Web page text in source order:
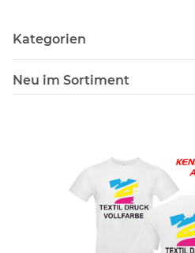
Kategorien
Neu im Sortiment